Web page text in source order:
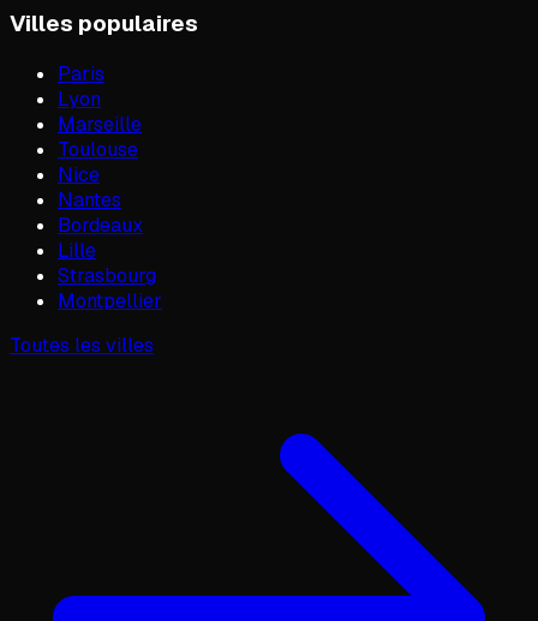
Villes populaires
Paris
Lyon
Marseille
Toulouse
Nice
Nantes
Bordeaux
Lille
Strasbourg
Montpellier
Toutes les villes